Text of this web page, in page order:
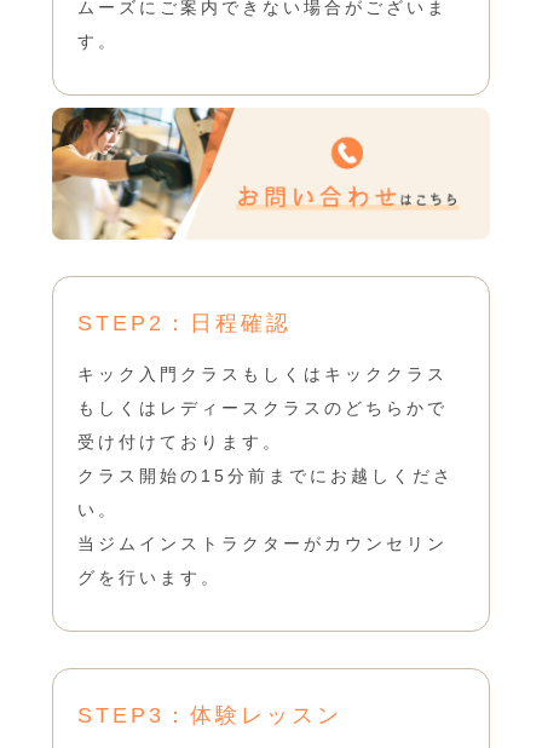
ムーズにご案内できない場合がございま
す。
STEP2：日程確認
キック入門クラスもしくはキッククラス
もしくはレディースクラスのどちらかで
受け付けております。
クラス開始の15分前までにお越しくださ
い。
当ジムインストラクターがカウンセリン
グを行います。
STEP3：体験レッスン